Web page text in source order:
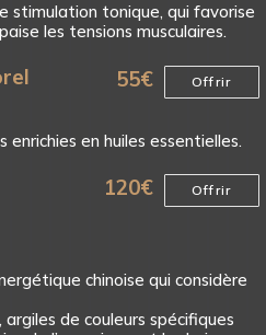
stimulation tonique, qui favorise
les tensions musculaires.
55€ Offrir
enrichies en huiles essentielles.
120€ Offrir
chinoise qui considère
de couleurs spécifiques